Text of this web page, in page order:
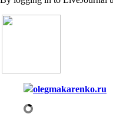
olegmakarenko.ru